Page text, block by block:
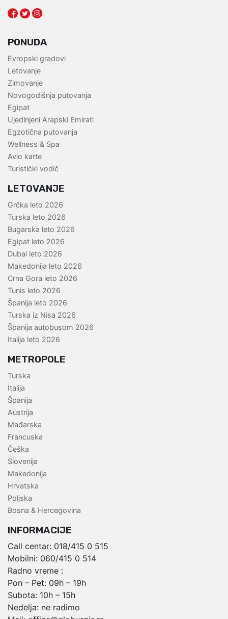
PONUDA
Evropski gradovi
Letovanje
Zimovanje
Novogodišnja putovanja
Egipat
Ujedinjeni Arapski Emirati
Egzotična putovanja
Wellness & Spa
Avio karte
Turistički vodič
LETOVANJE
Grčka leto 2026
Turska leto 2026
Bugarska leto 2026
Egipat leto 2026
Dubai leto 2026
Makedonija leto 2026
Crna Gora leto 2026
Tunis leto 2026
Španija leto 2026
Turska iz Nisa 2026
Španija autobusom 2026
Italija leto 2026
METROPOLE
Turska
Italija
Španija
Austrija
Mađarska
Francuska
Češka
Slovenija
Makedonija
Hrvatska
Poljska
Bosna & Hercegovina
INFORMACIJE
Call centar: 018/415 0 515
Mobilni: 060/415 0 514
Radno vreme :
Pon – Pet: 09h – 19h
Subota: 10h – 15h
Nedelja: ne radimo